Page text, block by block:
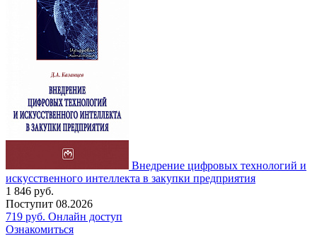
Внедрение цифровых технологий и
искусственного интеллекта в закупки предприятия
1 846 руб.
Поступит 08.2026
719 руб. Онлайн доступ
Ознакомиться